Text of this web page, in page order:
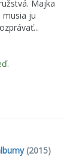
Majka
musia ju
(2015)